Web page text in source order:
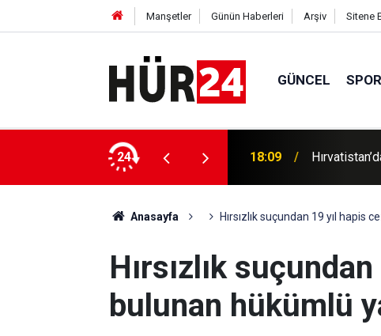
Manşetler Günün Haberleri Arşiv Sitene
GÜNCEL SPOR
24 17:56 Zelenski:
Anasayfa Hırsızlık suçundan 19 yıl hapis
Hırsızlık
bulunan hükümlü